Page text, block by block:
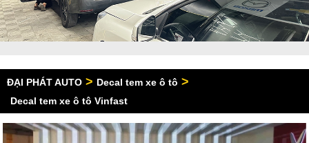
ĐẠI PHÁT AUTO > Decal tem xe ô tô >
Decal tem xe ô tô Vinfast